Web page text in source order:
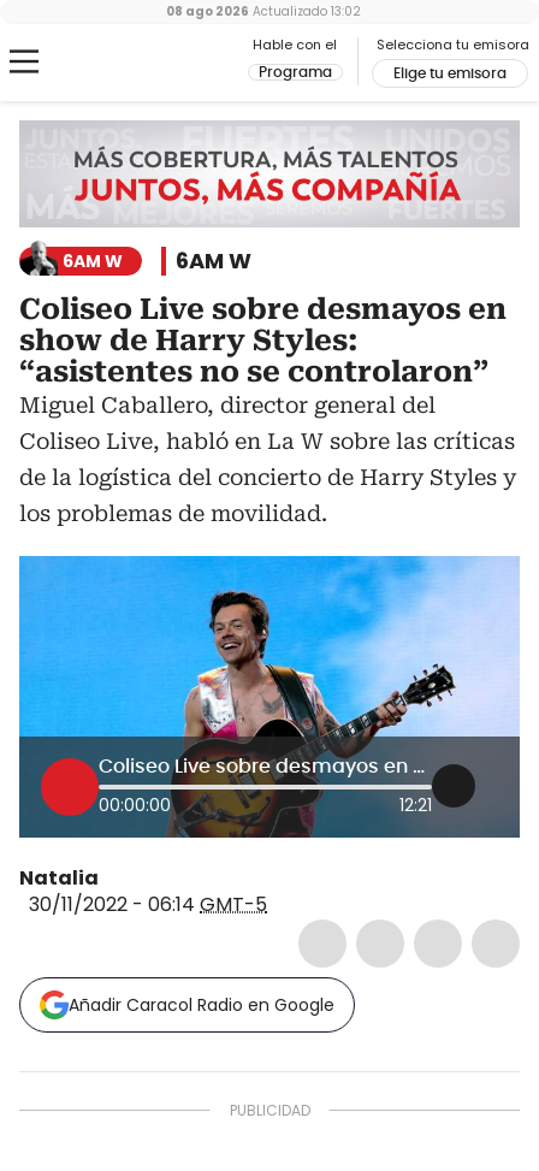
Hable con el
Programa
Selecciona tu emisora
Elige tu emisora
08 ago 2026 Actualizado 13:02
6AM W 6AM W
Coliseo Live sobre desmayos en
show de Harry Styles:
“asistentes no se controlaron”
Miguel Caballero, director general del
Coliseo Live, habló en La W sobre las críticas
de la logística del concierto de Harry Styles y
los problemas de movilidad.
Coliseo Live sobre desmayos en show de Harry Styles: “asistentes no se controlaron”
00:00:00 12:21
Natalia
30/11/2022 - 06:14 GMT-5
Añadir Caracol Radio en Google